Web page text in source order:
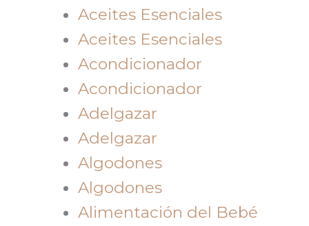
Aceites Esenciales
Aceites Esenciales
Acondicionador
Acondicionador
Adelgazar
Adelgazar
Algodones
Algodones
Alimentación del Bebé